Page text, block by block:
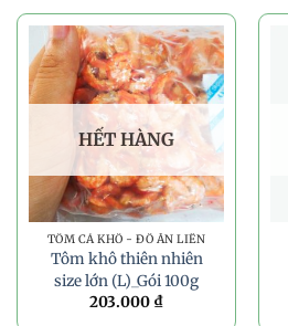
HẾT HÀNG
TÔM CÁ KHÔ - ĐỒ ĂN LIỀN
Tôm khô thiên nhiên
size lớn (L)_Gói 100g
203.000 ₫